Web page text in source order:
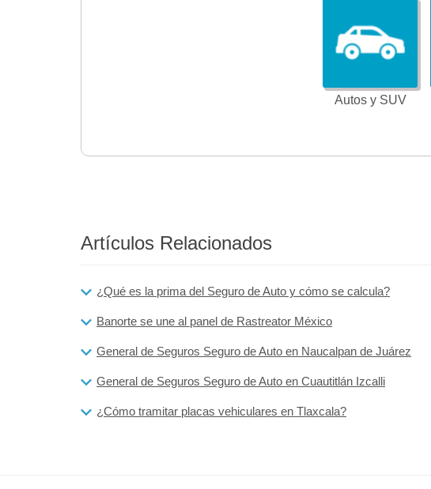
Autos y SUV
Artículos Relacionados
¿Qué es la prima del Seguro de Auto y cómo se calcula?
Banorte se une al panel de Rastreator México
General de Seguros Seguro de Auto en Naucalpan de Juárez
General de Seguros Seguro de Auto en Cuautitlán Izcalli
¿Cómo tramitar placas vehiculares en Tlaxcala?